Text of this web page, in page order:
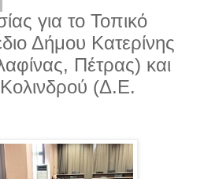
για το Τοπικό
Δήμου Κατερίνης
Πέτρας) και
(Δ.Ε.